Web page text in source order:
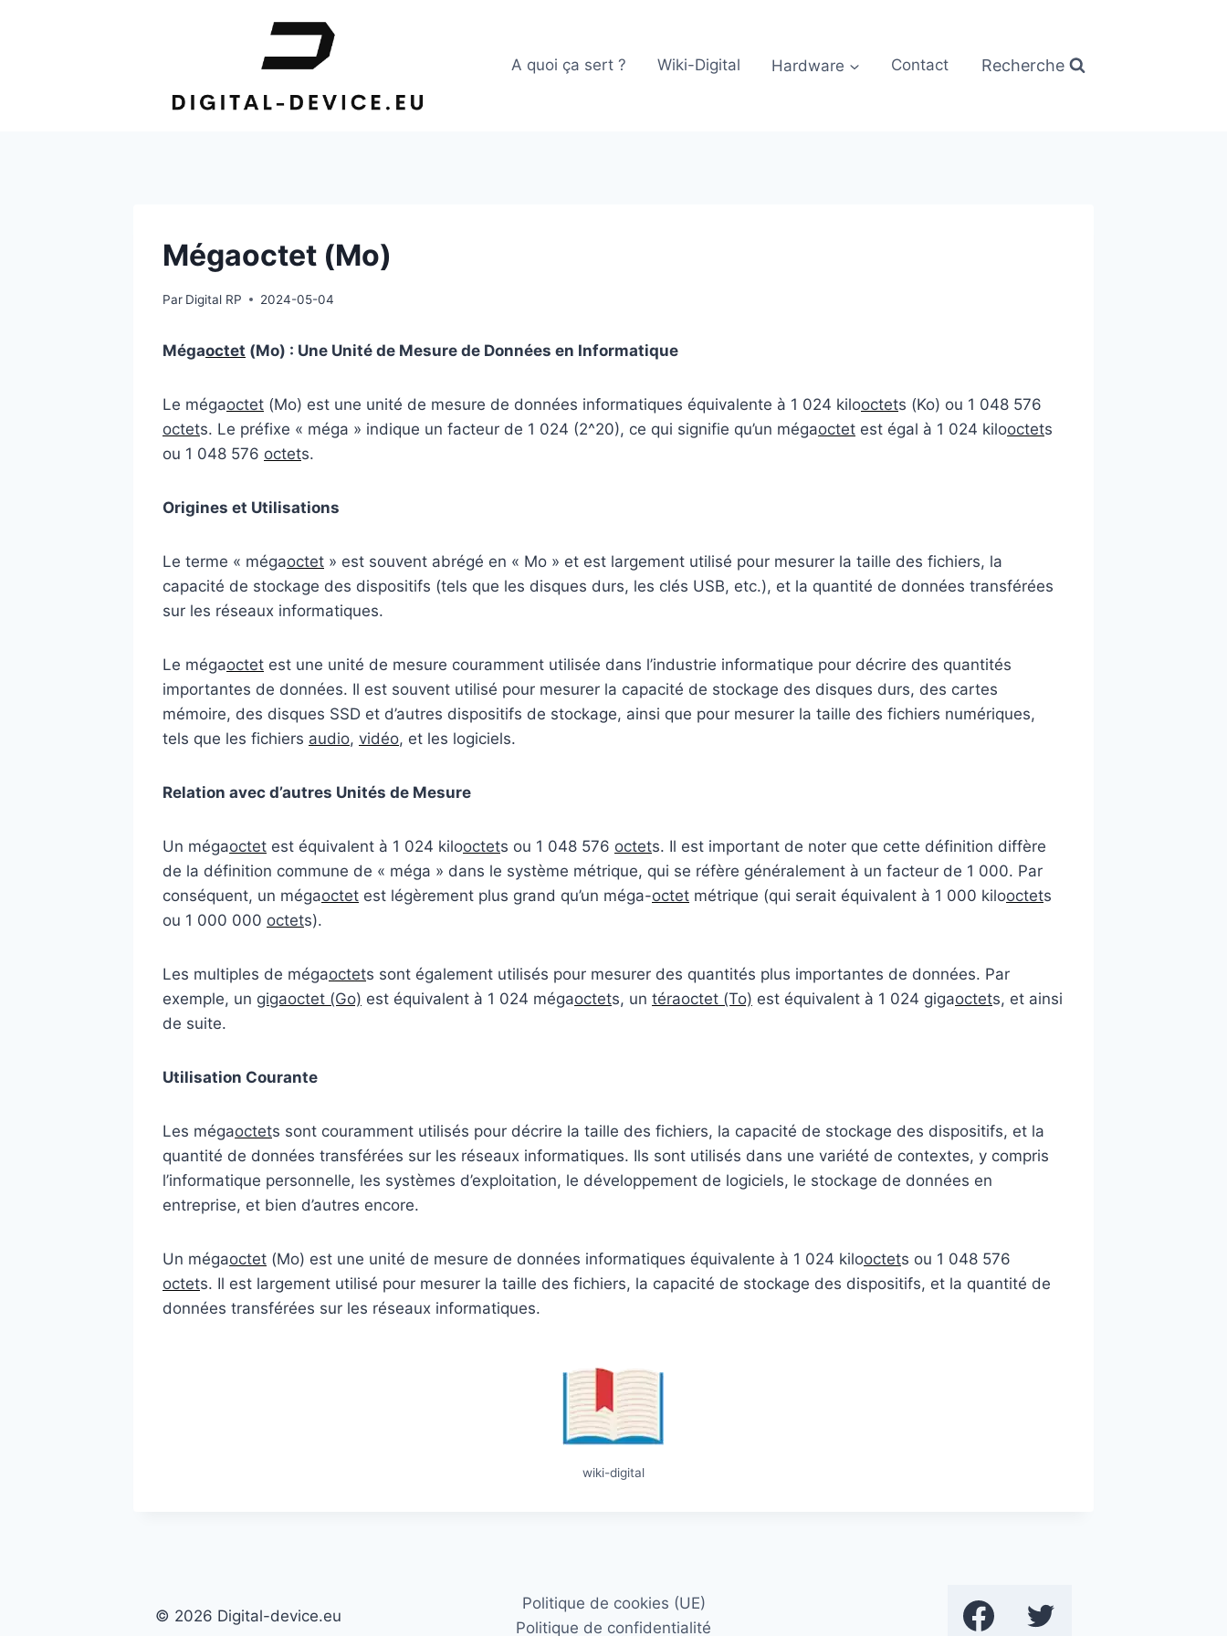
A quoi ça sert ? Wiki-Digital Hardware Contact Recherche
Mégaoctet (Mo)
Par Digital RP 2024-05-04
Mégaoctet (Mo) : Une Unité de Mesure de Données en Informatique
Le mégaoctet (Mo) est une unité de mesure de données informatiques équivalente à 1 024 kilooctets (Ko) ou 1 048 576
octets. Le préfixe « méga » indique un facteur de 1 024 (2^20), ce qui signifie qu’un mégaoctet est égal à 1 024 kilooctets
ou 1 048 576 octets.
Origines et Utilisations
Le terme « mégaoctet » est souvent abrégé en « Mo » et est largement utilisé pour mesurer la taille des fichiers, la
capacité de stockage des dispositifs (tels que les disques durs, les clés USB, etc.), et la quantité de données transférées
sur les réseaux informatiques.
Le mégaoctet est une unité de mesure couramment utilisée dans l’industrie informatique pour décrire des quantités
importantes de données. Il est souvent utilisé pour mesurer la capacité de stockage des disques durs, des cartes
mémoire, des disques SSD et d’autres dispositifs de stockage, ainsi que pour mesurer la taille des fichiers numériques,
tels que les fichiers audio, vidéo, et les logiciels.
Relation avec d’autres Unités de Mesure
Un mégaoctet est équivalent à 1 024 kilooctets ou 1 048 576 octets. Il est important de noter que cette définition diffère
de la définition commune de « méga » dans le système métrique, qui se réfère généralement à un facteur de 1 000. Par
conséquent, un mégaoctet est légèrement plus grand qu’un méga-octet métrique (qui serait équivalent à 1 000 kilooctets
ou 1 000 000 octets).
Les multiples de mégaoctets sont également utilisés pour mesurer des quantités plus importantes de données. Par
exemple, un gigaoctet (Go) est équivalent à 1 024 mégaoctets, un téraoctet (To) est équivalent à 1 024 gigaoctets, et ainsi
de suite.
Utilisation Courante
Les mégaoctets sont couramment utilisés pour décrire la taille des fichiers, la capacité de stockage des dispositifs, et la
quantité de données transférées sur les réseaux informatiques. Ils sont utilisés dans une variété de contextes, y compris
l’informatique personnelle, les systèmes d’exploitation, le développement de logiciels, le stockage de données en
entreprise, et bien d’autres encore.
Un mégaoctet (Mo) est une unité de mesure de données informatiques équivalente à 1 024 kilooctets ou 1 048 576
octets. Il est largement utilisé pour mesurer la taille des fichiers, la capacité de stockage des dispositifs, et la quantité de
données transférées sur les réseaux informatiques.
wiki-digital
© 2026 Digital-device.eu
Politique de cookies (UE)
Politique de confidentialité